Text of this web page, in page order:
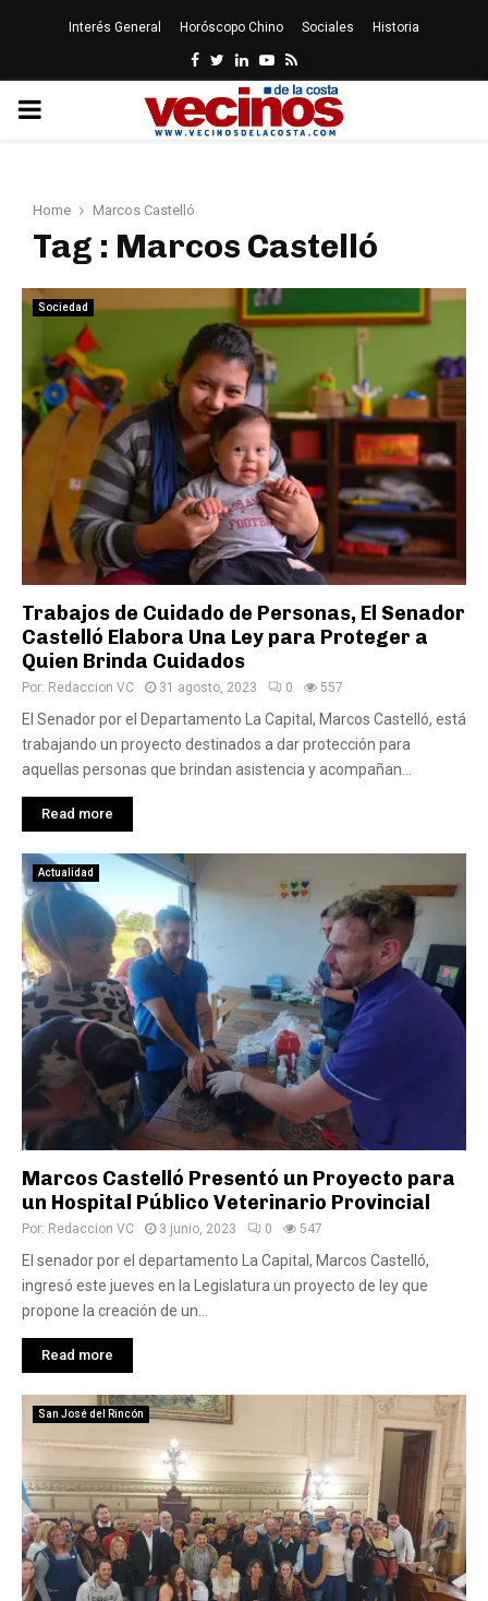
Interés General Horóscopo Chino Sociales Historia
Facebook
Twitter
LinkedinYoutube
Rss
PRIMARY
Home Marcos Castelló
Tag : Marcos Castelló
Sociedad
Trabajos de Cuidado de Personas, El Senador
Castelló Elabora Una Ley para Proteger a
Quien Brinda Cuidados
Por: Redaccion VC 31 agosto, 2023 0 557
El Senador por el Departamento La Capital, Marcos Castelló, está
trabajando un proyecto destinados a dar protección para
aquellas personas que brindan asistencia y acompañan...
Read more
Actualidad
Marcos Castelló Presentó un Proyecto para
un Hospital Público Veterinario Provincial
Por: Redaccion VC 3 junio, 2023 0 547
El senador por el departamento La Capital, Marcos Castelló,
ingresó este jueves en la Legislatura un proyecto de ley que
propone la creación de un...
Read more
San José del Rincón